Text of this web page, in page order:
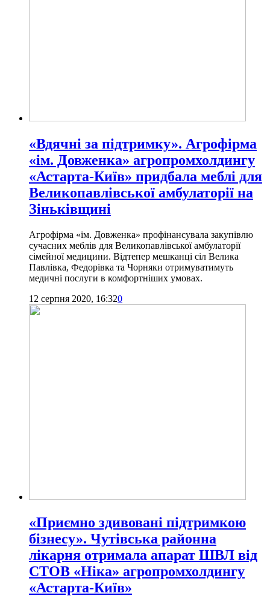
«Вдячні за підтримку». Агрофірма
«ім. Довженка» агропромхолдингу
«Астарта-Київ» придбала меблі для
Великопавлівської амбулаторії на
Зіньківщині
Агрофірма «ім. Довженка» профінансувала закупівлю
сучасних меблів для Великопавлівської амбулаторії
сімейної медицини. Відтепер мешканці сіл Велика
Павлівка, Федорівка та Чорняки отримуватимуть
медичні послуги в комфортніших умовах.
12 серпня 2020, 16:320
«Приємно здивовані підтримкою
бізнесу». Чутівська районна
лікарня отримала апарат ШВЛ від
СТОВ «Ніка» агропромхолдингу
«Астарта-Київ»